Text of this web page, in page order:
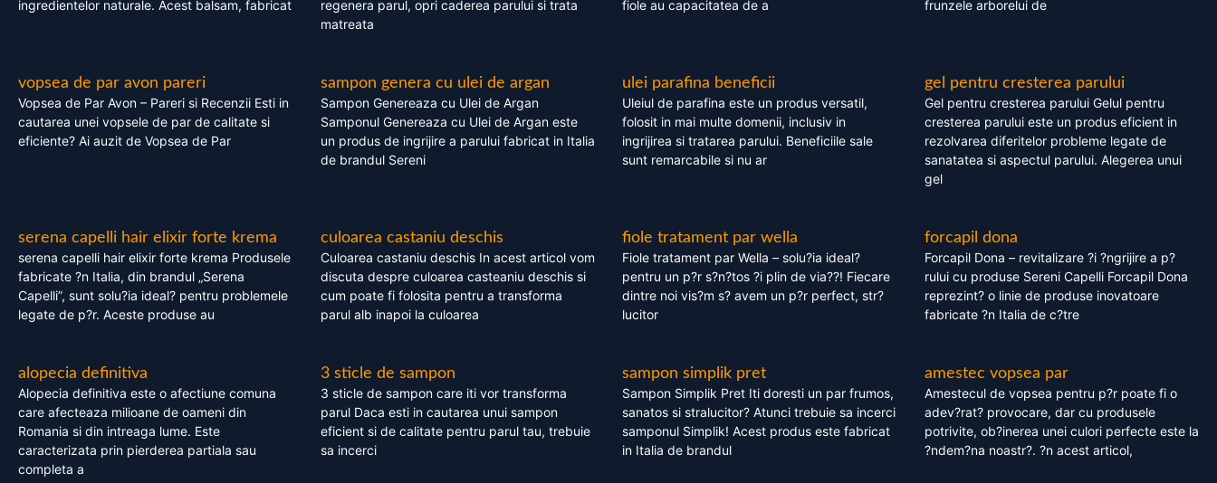
ingredientelor naturale. Acest balsam, fabricat
regenera parul, opri caderea parului si trata
matreata
fiole au capacitatea de a
frunzele arborelui de
vopsea de par avon pareri
Vopsea de Par Avon – Pareri si Recenzii Esti in
cautarea unei vopsele de par de calitate si
eficiente? Ai auzit de Vopsea de Par
sampon genera cu ulei de argan
Sampon Genereaza cu Ulei de Argan
Samponul Genereaza cu Ulei de Argan este
un produs de ingrijire a parului fabricat in Italia
de brandul Sereni
ulei parafina beneficii
Uleiul de parafina este un produs versatil,
folosit in mai multe domenii, inclusiv in
ingrijirea si tratarea parului. Beneficiile sale
sunt remarcabile si nu ar
gel pentru cresterea parului
Gel pentru cresterea parului Gelul pentru
cresterea parului este un produs eficient in
rezolvarea diferitelor probleme legate de
sanatatea si aspectul parului. Alegerea unui
gel
serena capelli hair elixir forte krema
serena capelli hair elixir forte krema Produsele
fabricate ?n Italia, din brandul „Serena
Capelli”, sunt solu?ia ideal? pentru problemele
legate de p?r. Aceste produse au
culoarea castaniu deschis
Culoarea castaniu deschis In acest articol vom
discuta despre culoarea casteaniu deschis si
cum poate fi folosita pentru a transforma
parul alb inapoi la culoarea
fiole tratament par wella
Fiole tratament par Wella – solu?ia ideal?
pentru un p?r s?n?tos ?i plin de via??! Fiecare
dintre noi vis?m s? avem un p?r perfect, str?
lucitor
forcapil dona
Forcapil Dona – revitalizare ?i ?ngrijire a p?
rului cu produse Sereni Capelli Forcapil Dona
reprezint? o linie de produse inovatoare
fabricate ?n Italia de c?tre
alopecia definitiva
Alopecia definitiva este o afectiune comuna
care afecteaza milioane de oameni din
Romania si din intreaga lume. Este
caracterizata prin pierderea partiala sau
completa a
3 sticle de sampon
3 sticle de sampon care iti vor transforma
parul Daca esti in cautarea unui sampon
eficient si de calitate pentru parul tau, trebuie
sa incerci
sampon simplik pret
Sampon Simplik Pret Iti doresti un par frumos,
sanatos si stralucitor? Atunci trebuie sa incerci
samponul Simplik! Acest produs este fabricat
in Italia de brandul
amestec vopsea par
Amestecul de vopsea pentru p?r poate fi o
adev?rat? provocare, dar cu produsele
potrivite, ob?inerea unei culori perfecte este la
?ndem?na noastr?. ?n acest articol,